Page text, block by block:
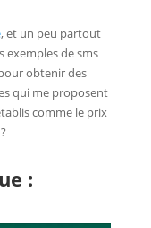
, et un peu partout
exemples de sms
obtenir des
qui me proposent
comme le prix
: